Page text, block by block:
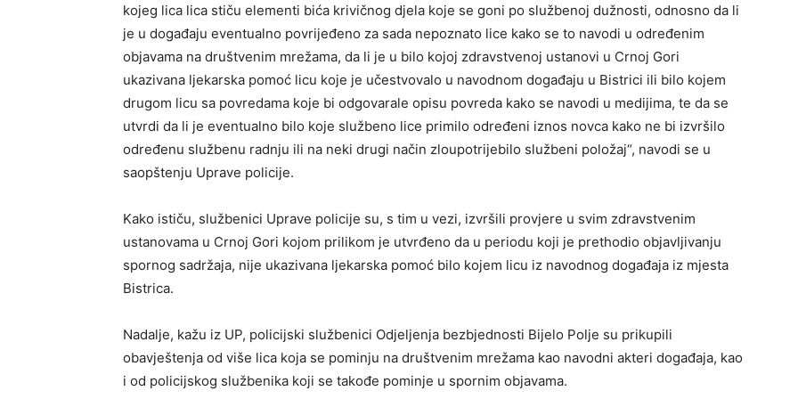
kojeg lica lica stiču elementi bića krivičnog djela koje se goni po službenoj dužnosti, odnosno da li
je u događaju eventualno povrijeđeno za sada nepoznato lice kako se to navodi u određenim
objavama na društvenim mrežama, da li je u bilo kojoj zdravstvenoj ustanovi u Crnoj Gori
ukazivana ljekarska pomoć licu koje je učestvovalo u navodnom događaju u Bistrici ili bilo kojem
drugom licu sa povredama koje bi odgovarale opisu povreda kako se navodi u medijima, te da se
utvrdi da li je eventualno bilo koje službeno lice primilo određeni iznos novca kako ne bi izvršilo
određenu službenu radnju ili na neki drugi način zloupotrijebilo službeni položaj“, navodi se u
saopštenju Uprave policije.
Kako ističu, službenici Uprave policije su, s tim u vezi, izvršili provjere u svim zdravstvenim
ustanovama u Crnoj Gori kojom prilikom je utvrđeno da u periodu koji je prethodio objavljivanju
spornog sadržaja, nije ukazivana ljekarska pomoć bilo kojem licu iz navodnog događaja iz mjesta
Bistrica.
Nadalje, kažu iz UP, policijski službenici Odjeljenja bezbjednosti Bijelo Polje su prikupili
obavještenja od više lica koja se pominju na društvenim mrežama kao navodni akteri događaja, kao
i od policijskog službenika koji se takođe pominje u spornim objavama.